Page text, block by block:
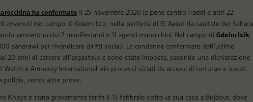
ha confermato il 25 novembre 2020 le pene contro Haddi e altri 22
avvenuti nel campo di Gdeim Iziz, nella periferia di El Aaiún (la capitale del Sahara
vennero uccisi 2 manifestanti e 11 agenti marocchini. Nel campo diGdeim Izik,
saharawi per rivendicare diritti sociali. Le condanne confermate dall’ultimo
20 anni di carcere all’ergastolo e sono state imposte, secondo una dichiarazione
Watch e Amnesty International «in processi viziati da accuse di tortura» e basati
polizia, senza altre prove.
Khaya è stata gravemente ferita il 15 febbraio sotto la sua casa a Bojdour, dove